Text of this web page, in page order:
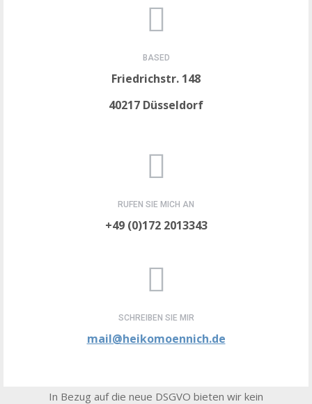
BASED
Friedrichstr. 148
40217 Düsseldorf
RUFEN SIE MICH AN
+49 (0)172 2013343
SCHREIBEN SIE MIR
mail@heikomoennich.de
In Bezug auf die neue DSGVO bieten wir kein